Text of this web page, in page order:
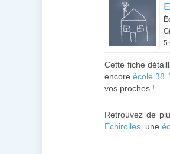
5
Cette fiche
encore école 38
vos proches !
Retrouvez de
Échirolles , une